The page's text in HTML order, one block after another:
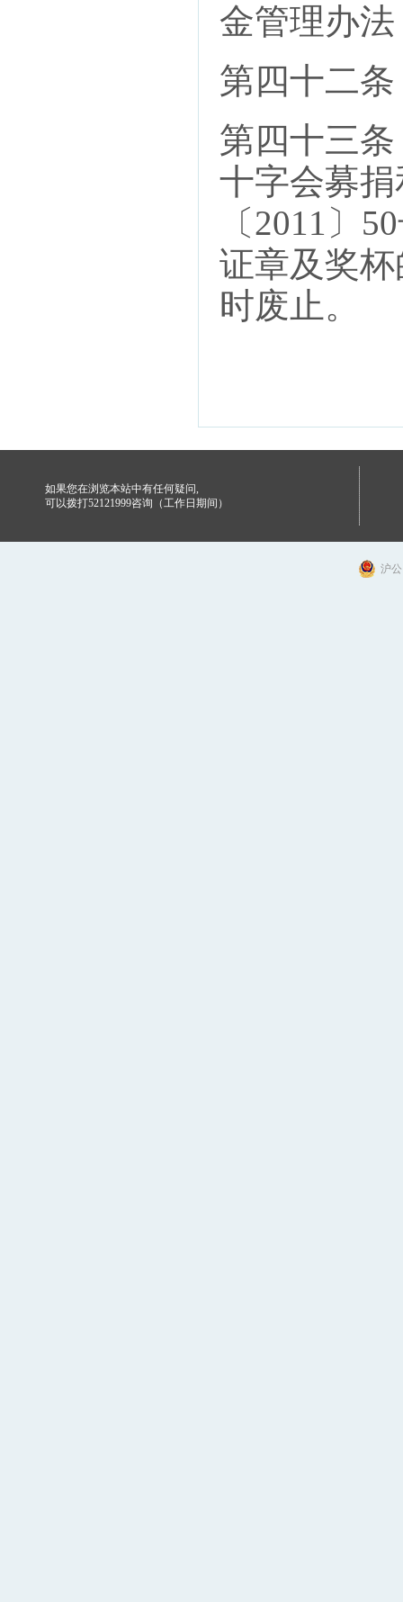
金管理办
第四十二
第四十三
十字会募
〔2011〕
证章及奖
时废止。
如果您在浏览本站中有任何疑问,
可以拨打52121999咨询（工作日期间）
沪公